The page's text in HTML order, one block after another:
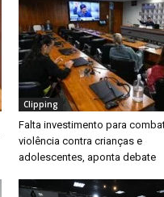
Clipping
Falta investimento para
violência contra crianças e
adolescentes, aponta debate